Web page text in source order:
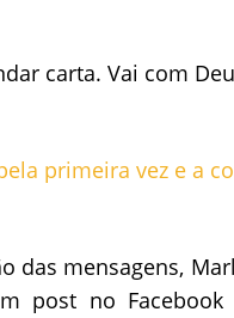
carta. Vai com
das mensagens,
post no